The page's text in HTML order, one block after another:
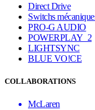
Direct Drive
Switchs
PRO-G AUDIO
POWERPLAY 2
LIGHTSYNC
BLUE VO!CE
COLLABORATIONS
McLaren